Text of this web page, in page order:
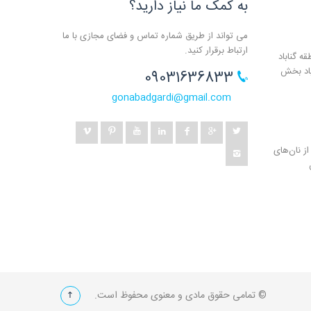
گناباد
بخش
نان‌های
به کمک ما نیاز دارید؟
می تواند از طریق شماره تماس و فضای مجازی با ما
ارتباط برقرار کنید.
gonabadgardi@gmail.com
© تمامی حقوق مادی و معنوی محفوظ است.